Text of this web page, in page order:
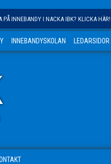
PÅ INNEBANDY I NACKA IBK? KLICKA HÄR!
INNEBANDYSKOLAN LEDARSIDOR